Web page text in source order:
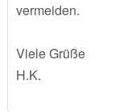
vermeiden.
Viele Grüße
H.K.